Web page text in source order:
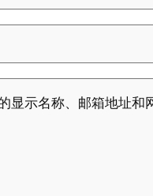
显示名称、邮箱地址和